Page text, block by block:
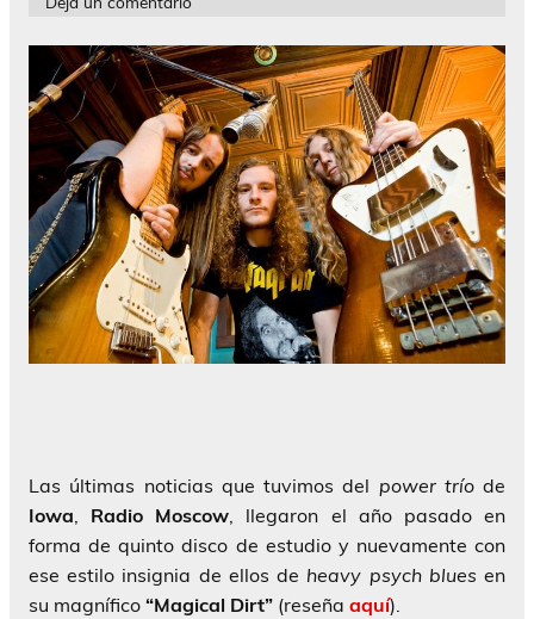
Las últimas noticias que tuvimos del power tríode
Iowa, Radio Moscow, llegaron el año pasado en
forma de quinto disco de estudio y nuevamente con
ese estilo insignia de ellos de heavy psych blues en
su magnífico “Magical Dirt” (reseña aquí).